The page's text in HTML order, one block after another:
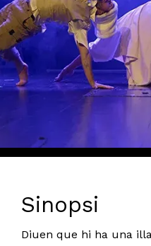
| © Xavier Torres-
Sinopsi
Diuen que hi ha una